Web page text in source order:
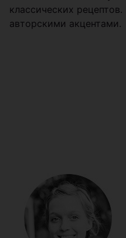
классических
авторскими акцентами.